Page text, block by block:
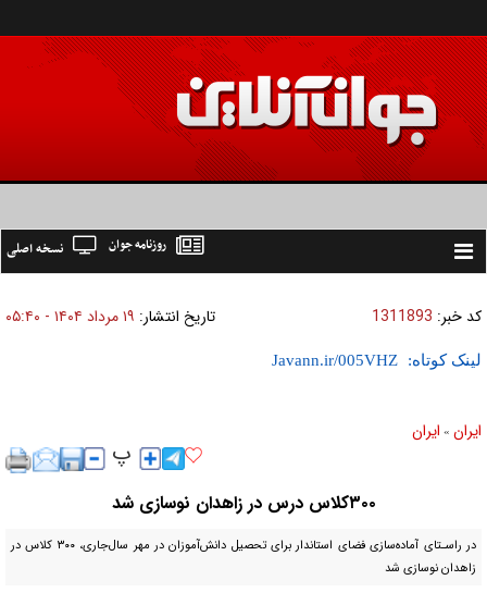
Toggle
نسخه اصلی روزنامه جوان
کد خبر: 1311893 تاریخ انتشار: ۱۹ مرداد ۱۴۰۴ - ۰۵:۴۰
لینک کوتاه:
ايران » ايران
۳۰۰کلاس درس در زاهدان نوسازی شد
در راسـتای آماده‌سازی فضای استاندار برای تحصیل دانش‌آموزان در مهر سال‌جاری، ۳۰۰ کلاس در
زاهدان نوسازی شد